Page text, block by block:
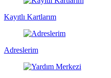
Kayıtlı Kartlarım
Adreslerim